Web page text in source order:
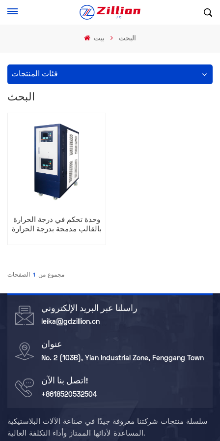
بيت البحث
فئات المنتجات
البحث
وحدة تحكم في درجة الحرارة
بالقالب مدمجة بدرجة الحرارة
مجموع من 1 الصفحات
راسلنا عبر البريد الإلكتروني
leika@gdzillion.cn
عنوان
No. 2 (103B), Yian Industrial Zone, Fenggang Town
اتصل بنا الآن!
+8618520532504
سلسلة منتجات شركتنا معروفة جيدًا في صناعة الآلات البلاستيكية
المساعدة لأدائها الممتاز وأداء التكلفة العالية.